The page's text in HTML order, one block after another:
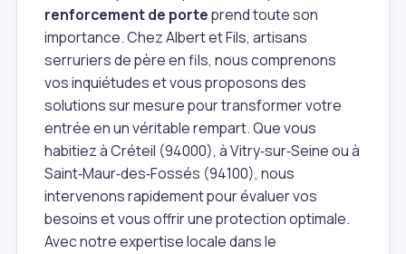
renforcement de porteprend toute son
importance. Chez Albert et Fils, artisans
serruriers de père en fils, nous comprenons
vos inquiétudes et vous proposons des
solutions sur mesure pour transformer votre
entrée en un véritable rempart. Que vous
habitiez à Créteil (94000), à Vitry‑sur‑Seine ou à
Saint‑Maur‑des‑Fossés (94100), nous
intervenons rapidement pour évaluer vos
besoins et vous offrir une protection optimale.
Avec notre expertise locale dans le